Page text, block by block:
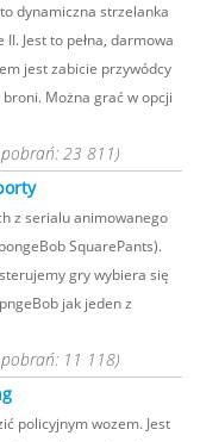
dynamiczna strzelanka
Jest to pełna, darmowa
jest zabicie przywódcy
Można grać w opcji
23 811)
z serialu animowanego
SquarePants).
gry wybiera się
jak jeden z
11 118)
policyjnym wozem. Jest